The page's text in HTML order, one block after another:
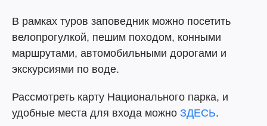
В рамках туров заповедник можно посетить
велопрогулкой, пешим походом, конными
маршрутами, автомобильными дорогами и
экскурсиями по воде.
Рассмотреть карту Национального парка, и
удобные места для входа можно ЗДЕСЬ.